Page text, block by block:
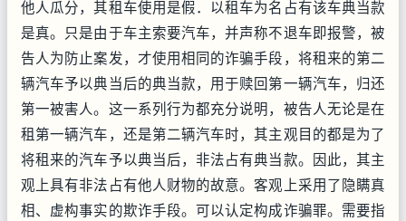
他人瓜分，其租车使用是假．以租车为名占有该车典当款
是真。只是由于车主索要汽车，并声称不退车即报警，被
告人为防止案发，才使用相同的诈骗手段，将租来的第二
辆汽车予以典当后的典当款，用于赎回第一辆汽车，归还
第一被害人。这一系列行为都充分说明，被告人无论是在
租第一辆汽车，还是第二辆汽车时，其主观目的都是为了
将租来的汽车予以典当后，非法占有典当款。因此，其主
观上具有非法占有他人财物的故意。客观上采用了隐瞒真
相、虚构事实的欺诈手段。可以认定构成诈骗罪。需要指